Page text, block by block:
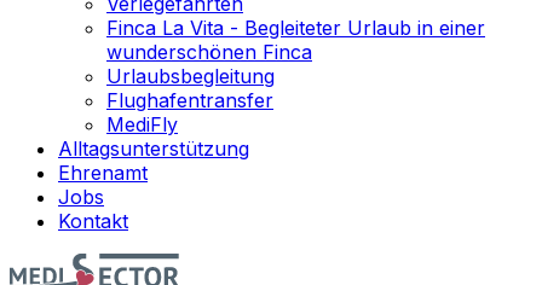
Finca La Vita - Begleiteter Urlaub in einer
wunderschönen Finca
Urlaubsbegleitung
Flughafentransfer
MediFly
Alltagsunterstützung
Ehrenamt
Jobs
Kontakt